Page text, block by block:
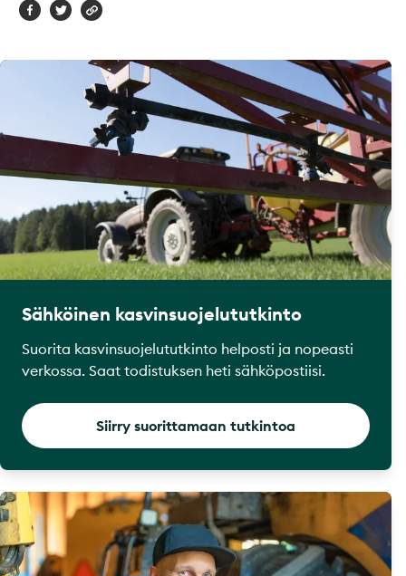
Sähköinen kasvinsuojelututkinto
Suorita kasvinsuojelututkinto helposti ja nopeasti
verkossa. Saat todistuksen heti sähköpostiisi.
Siirry suorittamaan tutkintoa